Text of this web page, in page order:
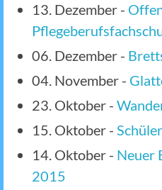
13. Dezember -
06. Dezember -
04. November -
23. Oktober -
15. Oktober -
14. Oktober - Neuer
2015